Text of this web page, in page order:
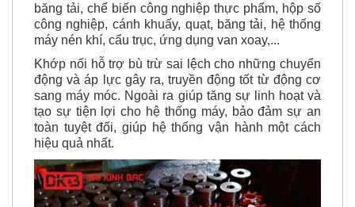
băng tải, chế biến công nghiệp thực phẩm, hộp số
công nghiệp, cánh khuấy, quạt, băng tải, hệ thống
máy nén khí, cẩu trục, ứng dụng van xoay,...
Khớp nối hỗ trợ bù trừ sai lệch cho những chuyển
động và áp lực gây ra, truyền động tốt từ động cơ
sang máy móc. Ngoài ra giúp tăng sự linh hoạt và
tạo sự tiện lợi cho hệ thống máy, bảo đảm sự an
toàn tuyệt đối, giúp hệ thống vận hành một cách
hiệu quả nhất.